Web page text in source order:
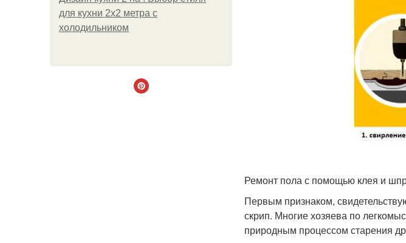
для кухни 2х2 метра с
холодильником
Ремонт пола с помощью клея и
Первым признаком,
скрип. Многие хозяева по
природным процессом старения